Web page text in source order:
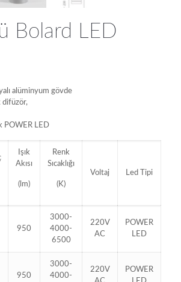
Bolard LED
alüminyum gövde
difüzör,
POWER LED
Işık
Akısı
(lm)
Renk
Sıcaklığı
(K)
Voltaj Led Tipi
950
3000-
4000-
6500
220V
AC
POWER
LED
950
3000-
4000-
220V
POWER